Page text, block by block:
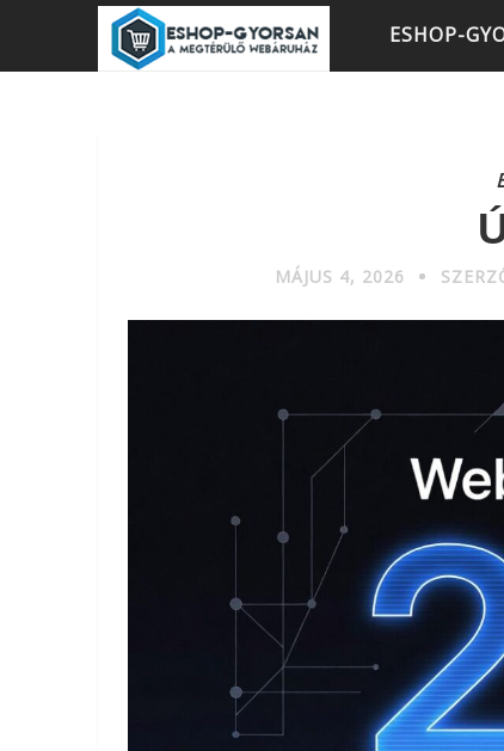
ESHOP-
MÁJUS 4, 2026